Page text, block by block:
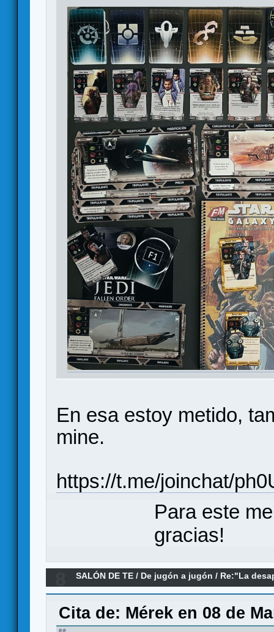
En esa estoy metido,
mine.
https://t.me/joinchat/
Para este
gracias!
SALÓN DE TE / De jugón a jugón / Re:"La
Cita de: Mérek en 08 de